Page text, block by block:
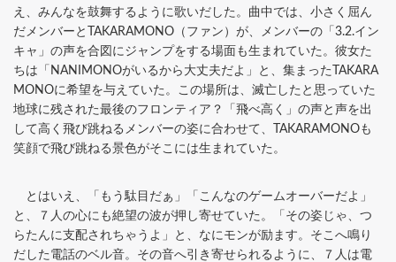
え、みんなを鼓舞するように歌いだした。曲中では、小さく屈ん
だメンバーとTAKARAMONO（ファン）が、メンバーの「3.2.イン
キャ」の声を合図にジャンプをする場面も生まれていた。彼女た
ちは「NANIMONOがいるから大丈夫だよ」と、集まったTAKARA
MONOに希望を与えていた。この場所は、滅亡したと思っていた
地球に残された最後のフロンティア？「飛べ高く」の声と声を出
して高く飛び跳ねるメンバーの姿に合わせて、TAKARAMONOも
笑顔で飛び跳ねる景色がそこには生まれていた。
とはいえ、「もう駄目だぁ」「こんなのゲームオーバーだよ」
と、７人の心にも絶望の波が押し寄せていた。「その姿じゃ、つ
らたんに支配されちゃうよ」と、なにモンが励ます。そこへ鳴り
だした電話のベル音。その音へ引き寄せられるように、７人は電